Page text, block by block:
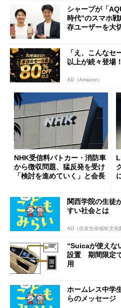
シャープが「
時代”のスマホ
存ユーザーを大
「え、こんなセ
以上が続々登場
AD（Amazon）
NHK受信料パトカー・消防車
から徴収問題、猛反発を受け
「検討を進めていく」と会長
関西学院の生徒
すい社会とは
AD（住友生命福祉文化
“Suicaが使えな
設置 期間限定
用
ホームレス中学
らのメッセージ